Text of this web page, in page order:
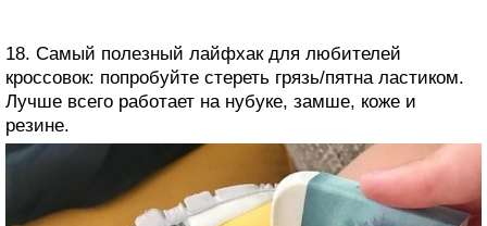
18. Самый полезный лайфхак для любителей
кроссовок: попробуйте стереть грязь/пятна ластиком.
Лучше всего работает на нубуке, замше, коже и
резине.